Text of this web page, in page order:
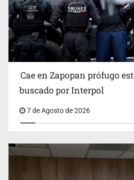
Al archivo la mitad de quejas
Ya hay solicitud de audiencia de
Cae en Zapopan prófugo
buscado por Interpol
7 de Agosto de 2026